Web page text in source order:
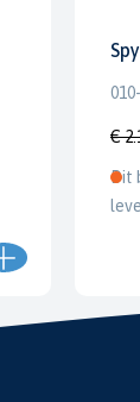
€
Dit